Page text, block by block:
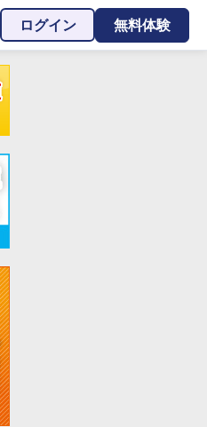
ログイン 無料体験